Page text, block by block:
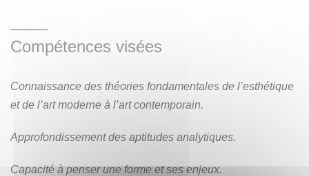
Compétences visées
Connaissance des théories fondamentales de l’esthétique
et de l’art moderne à l’art contemporain.
Approfondissement des aptitudes analytiques.
Capacité à penser une forme et ses enjeux.